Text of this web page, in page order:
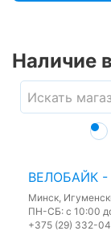
Наличие
ВЕЛОБАЙК -
Минск,
ПН-СБ: с 10:00
+375 (29) 332-